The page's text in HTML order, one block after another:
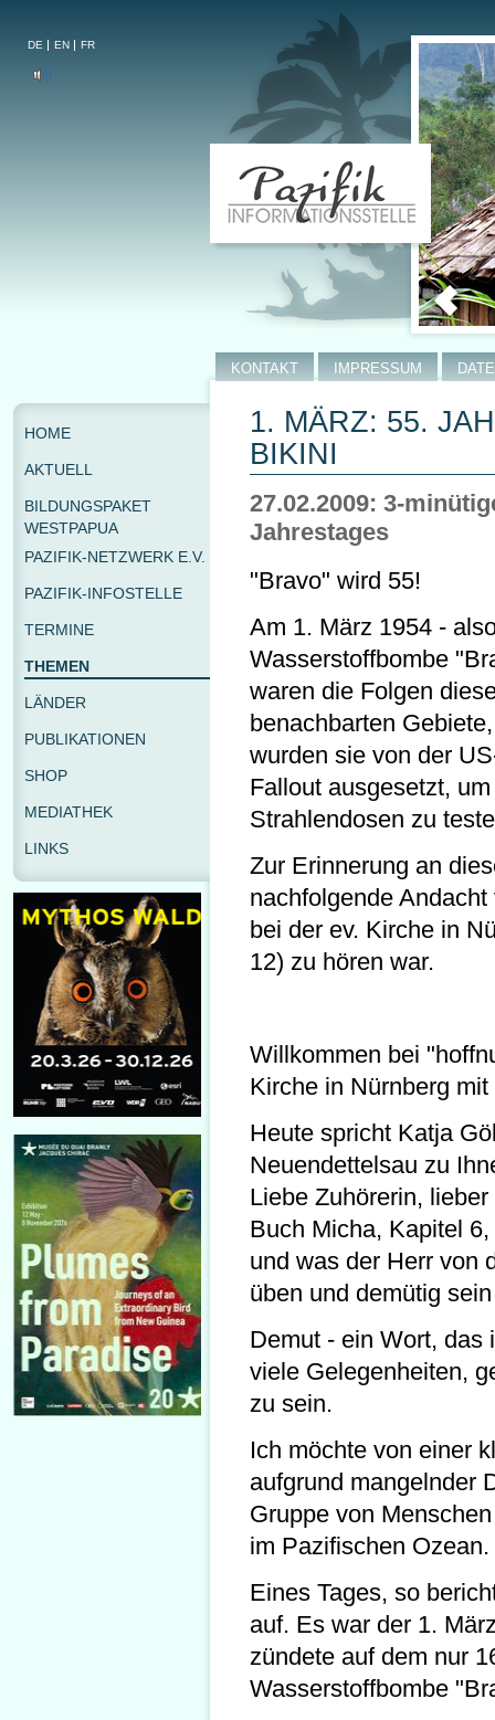
DE EN FR
1. MÄRZ: 55.
BIKINI
27.02.2009: 3-
Jahrestages
"Bravo" wird 55!
Am 1. März 1954 -
Wasserstoffbombe
waren die Folgen
benachbarten
wurden sie von der
Fallout ausgesetzt,
Strahlendosen zu
Zur Erinnerung an
nachfolgende
bei der ev. Kirche in
12) zu hören war.
Willkommen bei
Kirche in Nürnberg
Heute spricht Katja
Neuendettelsau zu
Liebe Zuhörerin,
Buch Micha, Kapitel
und was der Herr von
üben und demütig
Demut - ein Wort, das
viele Gelegenheiten,
zu sein.
Ich möchte von einer
aufgrund mangelnder
Gruppe von
im Pazifischen Ozean.
Eines Tages, so
auf. Es war der 1.
zündete auf dem nur
Wasserstoffbombe
KONTAKT IMPRESSUM
HOME
AKTUELL
BILDUNGSPAKET
WESTPAPUA
PAZIFIK-NETZWERK E.V.
PAZIFIK-INFOSTELLE
TERMINE
THEMEN
LÄNDER
PUBLIKATIONEN
SHOP
MEDIATHEK
LINKS